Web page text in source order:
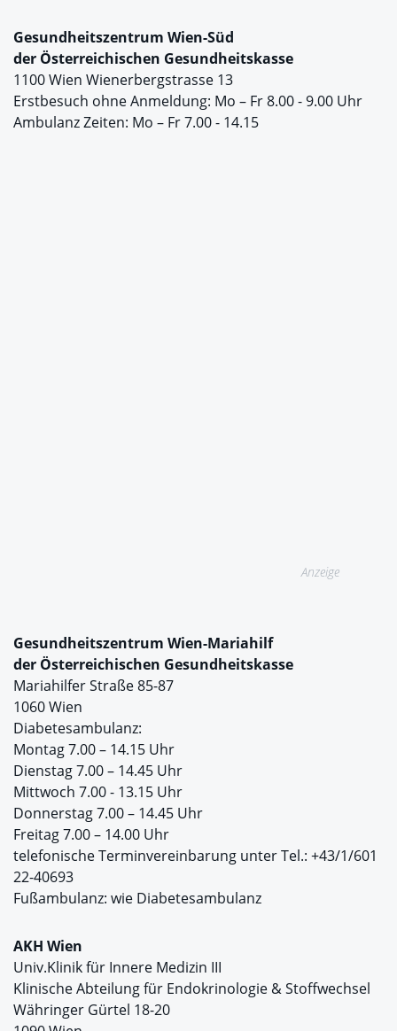
Gesundheitszentrum Wien-Süd
der Österreichischen Gesundheitskasse
1100 Wien Wienerbergstrasse 13
Erstbesuch ohne Anmeldung: Mo – Fr 8.00 - 9.00 Uhr
Ambulanz Zeiten: Mo – Fr 7.00 - 14.15
Anzeige
Gesundheitszentrum Wien-Mariahilf
der Österreichischen Gesundheitskasse
Mariahilfer Straße 85-87
1060 Wien
Diabetesambulanz:
Montag 7.00 – 14.15 Uhr
Dienstag 7.00 – 14.45 Uhr
Mittwoch 7.00 - 13.15 Uhr
Donnerstag 7.00 – 14.45 Uhr
Freitag 7.00 – 14.00 Uhr
telefonische Terminvereinbarung unter Tel.: +43/1/601
22-40693
Fußambulanz: wie Diabetesambulanz
AKH Wien
Univ.Klinik für Innere Medizin III
Klinische Abteilung für Endokrinologie & Stoffwechsel
Währinger Gürtel 18-20